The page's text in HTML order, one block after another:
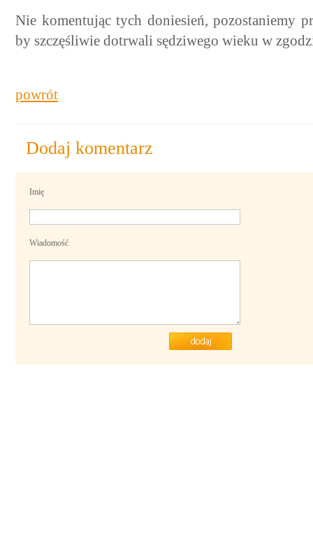
Nie komentując tych doniesień, pozostaniemy
by szczęśliwie dotrwali sędziwego wieku w
powrót
Dodaj komentarz
Imię
Wiadomość